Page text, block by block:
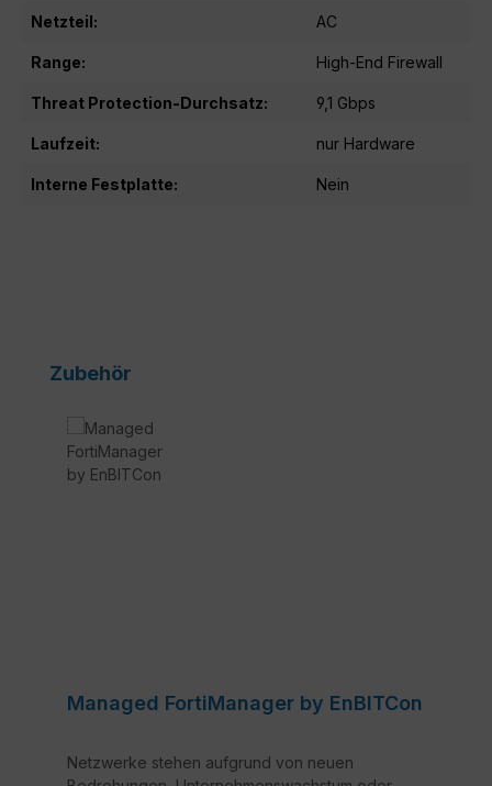
Netzteil: AC
Range: High-End Firewall
Threat Protection-Durchsatz: 9,1 Gbps
Laufzeit: nur Hardware
Interne Festplatte: Nein
Produktgalerie überspringen
Zubehör
Managed FortiManager by EnBITCon
Netzwerke stehen aufgrund von neuen